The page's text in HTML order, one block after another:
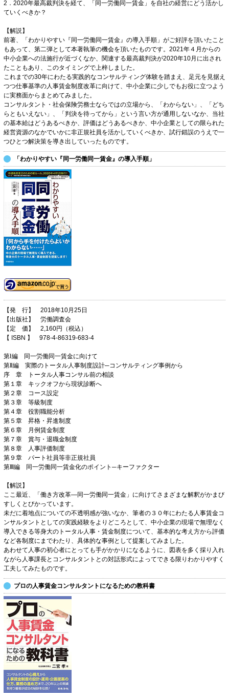
2．2020年最高裁判決を経て、「同一労働同一賃金」を自社の経営にどう活かし
ていくべきか？
【解説】
前著、「わかりやすい『同一労働同一賃金』の導入手順」がご好評を頂いたこと
もあって、第二弾として本著執筆の機会を頂いたものです。2021年４月からの
中小企業への法施行が近づくなか、関連する最高裁判決が2020年10月に出され
たこともあり、このタイミングで上梓しました。
これまでの30年にわたる実践的なコンサルティング体験を踏まえ、足元を見据え
つつ仕事基準の人事賃金制度改革に向けて、中小企業に少しでもお役に立つよう
に実務面からまとめてみました。
コンサルタント・社会保険労務士ならではの立場から、「わからない」、「どち
らともいえない」、「判決を待ってから」という言い方が通用しないなか、当社
の基本給はどうあるべきか、評価はどうあるべきか、中小企業としての限られた
経営資源のなかでいかに非正規社員を活かしていくべきか、試行錯誤のうえで一
つひとつ解決策を導き出していったものです。
「わかりやすい『同一労働同一賃金』の導入手順」
【発 行】 2018年10月25日
【出版社】 労働調査会
【定 価】 2,160円（税込）
【 ISBN 】 978-4-86319-683-4
第Ⅰ編 同一労働同一賃金に向けて
第Ⅱ編 実際のトータル人事制度設計─コンサルティング事例から
序 章 トータル人事コンサル前の相談
第１章 キックオフから現状診断へ
第２章 コース設定
第３章 等級制度
第４章 役割職能分析
第５章 昇格・昇進制度
第６章 月例賃金制度
第７章 賞与・退職金制度
第８章 人事評価制度
第９章 パート社員等非正規社員
第Ⅲ編 同一労働同一賃金化のポイント─キーファクター
【解説】
ここ最近、「働き方改革—同一労働同一賃金」に向けてさまざまな解釈がかまび
すしくとびかっています。
未だに着地点についての不透明感が強いなか、筆者の３０年にわたる人事賃金コ
ンサルタントとしての実践経験をよりどころとして、中小企業の現場で無理なく
導入できる等身大のトータル人事・賃金制度について、基本的な考え方から評価
など各制度にまでわたり、具体的な事例として提案してみました。
あわせて人事の初心者にとっても手がかかりになるように、図表を多く採り入れ
ながら人事課長とコンサルタントとの対話形式によってできる限りわかりやすく
工夫してみたものです。
プロの人事賃金コンサルタントになるための教科書